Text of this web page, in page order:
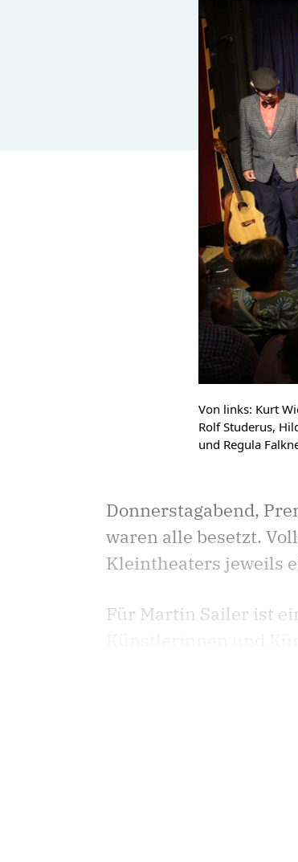
Von links: Kurt
Rolf Studerus,
und Regula
Donnerstagabend,
waren alle besetzt.
Kleintheaters jeweils
Für Martin Sailer ist